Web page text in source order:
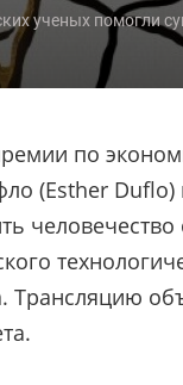
ученых помогли
по
(Esther
Трансляцию